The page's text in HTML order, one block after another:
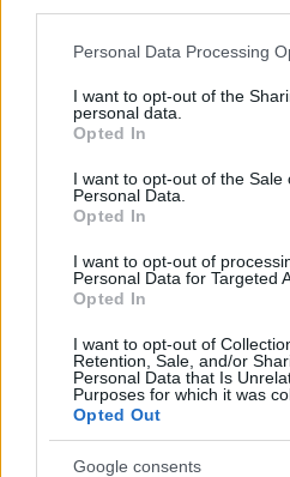
Please note that this website/
not limited to your visit or usage
grant or deny consent to Google
use your data for below
consent section.
Personal Data Processing
I want to opt-out of the
personal data.
Opted In
I want to opt-out of the Sale
Personal Data.
Opted In
I want to opt-out of
Personal Data for Targeted
Opted In
I want to opt-out of
Retention, Sale, and/or
Personal Data that Is
Purposes for which it was
Opted Out
Google consents
Mogą Cię zainteresować